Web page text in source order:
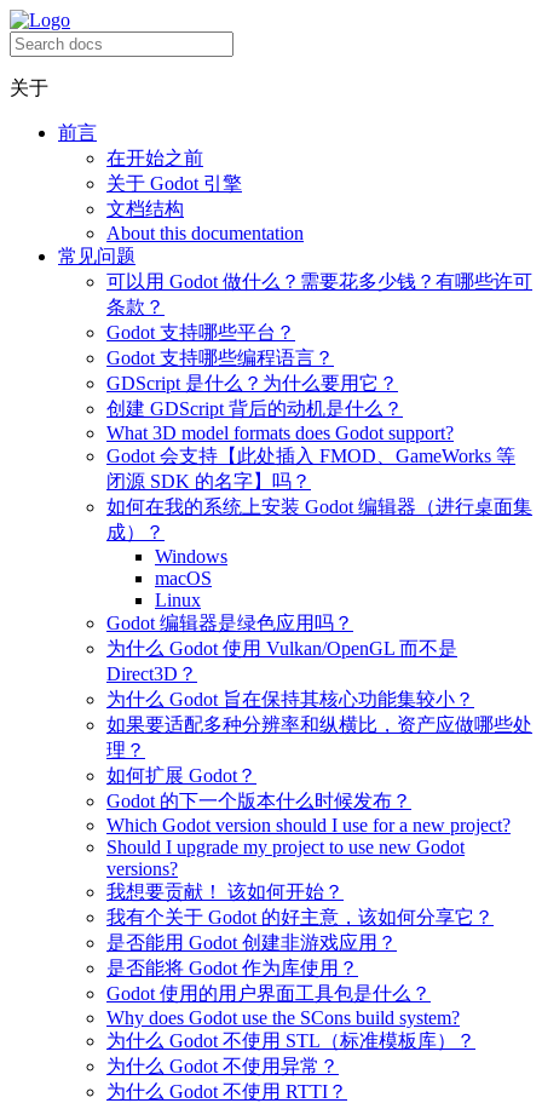
关于
前言
在开始之前
关于 Godot 引擎
文档结构
About this documentation
常见问题
可以用 Godot 做什么？需要花多少钱？有哪些许可
条款？
Godot 支持哪些平台？
Godot 支持哪些编程语言？
GDScript 是什么？为什么要用它？
创建 GDScript 背后的动机是什么？
What 3D model formats does Godot support?
Godot 会支持【此处插入 FMOD、GameWorks 等
闭源 SDK 的名字】吗？
如何在我的系统上安装 Godot 编辑器（进行桌面集
成）？
Windows
macOS
Linux
Godot 编辑器是绿色应用吗？
为什么 Godot 使用 Vulkan/OpenGL 而不是
Direct3D？
为什么 Godot 旨在保持其核心功能集较小？
如果要适配多种分辨率和纵横比，资产应做哪些处
理？
如何扩展 Godot？
Godot 的下一个版本什么时候发布？
Which Godot version should I use for a new project?
Should I upgrade my project to use new Godot
versions?
我想要贡献！ 该如何开始？
我有个关于 Godot 的好主意，该如何分享它？
是否能用 Godot 创建非游戏应用？
是否能将 Godot 作为库使用？
Godot 使用的用户界面工具包是什么？
Why does Godot use the SCons build system?
为什么 Godot 不使用 STL（标准模板库）？
为什么 Godot 不使用异常？
为什么 Godot 不使用 RTTI？